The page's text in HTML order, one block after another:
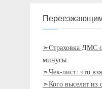
➣Страховка ДМС
минусы
➣Чек-лист: что
➣Кого выселят из